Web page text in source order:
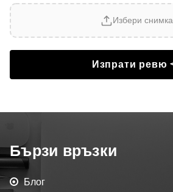
Избери снимка
Изпрати ревю
Бързи връзки
Блог